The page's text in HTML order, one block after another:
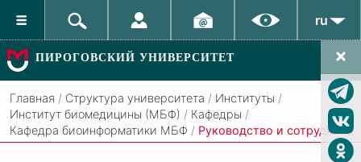
ru
ПИРОГОВСКИЙ УНИВЕРСИТЕТ
Главная / Структура университета / Институты /
Институт биомедицины (МБФ) / Кафедры /
Кафедра биоинформатики МБФ / Руководство и сотрудники